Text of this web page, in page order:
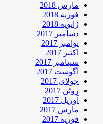
مارس 2018
فوریه 2018
ژانویه 2018
دسامبر 2017
نوامبر 2017
اکتبر 2017
سپتامبر 2017
آگوست 2017
جولای 2017
ژوئن 2017
آوریل 2017
مارس 2017
فوریه 2017